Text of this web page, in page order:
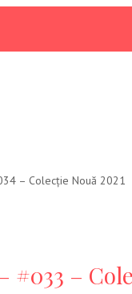
– Colecție Nouă 2021
–